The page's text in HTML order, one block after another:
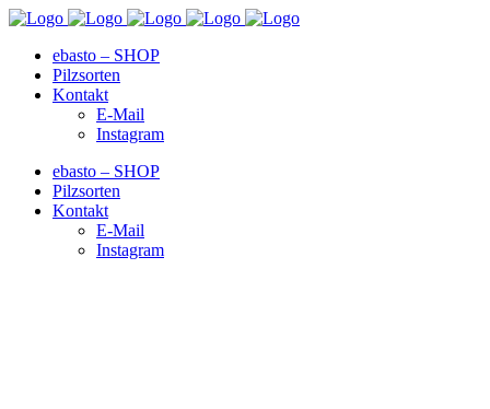
ebasto – SHOP
Pilzsorten
Kontakt
E-Mail
Instagram
ebasto – SHOP
Pilzsorten
Kontakt
E-Mail
Instagram